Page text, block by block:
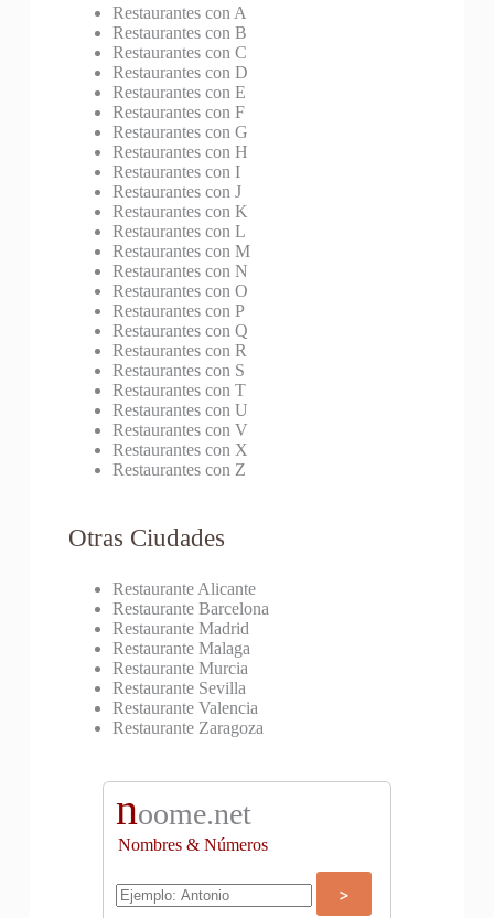
Restaurantes con A
Restaurantes con B
Restaurantes con C
Restaurantes con D
Restaurantes con E
Restaurantes con F
Restaurantes con G
Restaurantes con H
Restaurantes con I
Restaurantes con J
Restaurantes con K
Restaurantes con L
Restaurantes con M
Restaurantes con N
Restaurantes con O
Restaurantes con P
Restaurantes con Q
Restaurantes con R
Restaurantes con S
Restaurantes con T
Restaurantes con U
Restaurantes con V
Restaurantes con X
Restaurantes con Z
Otras Ciudades
Restaurante Alicante
Restaurante Barcelona
Restaurante Madrid
Restaurante Malaga
Restaurante Murcia
Restaurante Sevilla
Restaurante Valencia
Restaurante Zaragoza
noome.net
Nombres & Números